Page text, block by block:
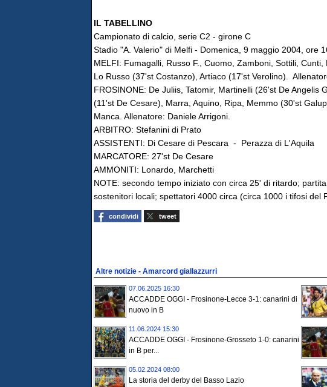
IL TABELLINO
Campionato di calcio, serie C2 - girone C
Stadio "A. Valerio" di Melfi - Domenica, 9 maggio 2004, ore
MELFI: Fumagalli, Russo F., Cuomo, Zamboni, Sottili,
Lo Russo (37'st Costanzo), Artiaco (17'st Verolino).
FROSINONE: De Juliis, Tatomir, Martinelli (26'st De Angelis
(11'st De Cesare), Marra, Aquino, Ripa, Memmo (30'st
Manca. Allenatore: Daniele Arrigoni.
ARBITRO: Stefanini di Prato
ASSISTENTI: Di Cesare di Pescara - Perazza di L'Aquila
MARCATORE: 27'st De Cesare
AMMONITI: Lonardo, Marchetti
NOTE: secondo tempo iniziato con circa 25' di ritardo;
sostenitori locali; spettatori 4000 circa (circa 1000 i tifosi del
condividi tweet
Altre notizie - Amarcord giallazzurri
07.06.2025 16:30
ACCADDE OGGI - Frosinone-Lecce 3-1: canarini di
nuovo in B
11.06.2024 15:30
ACCADDE OGGI - Frosinone-Grosseto 1-0: canarini
in B per...
05.02.2024 08:00
La storia del derby del Basso Lazio